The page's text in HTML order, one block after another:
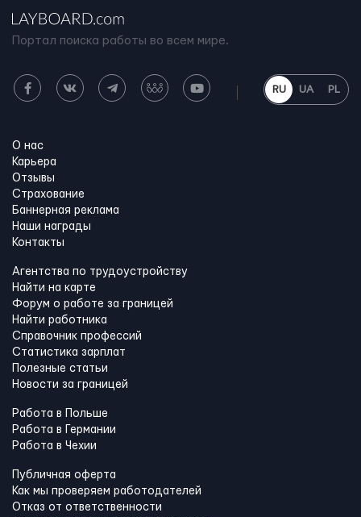
Портал поиска работы во всем мире.
RU UA PL
О нас
Карьера
Отзывы
Страхование
Баннерная реклама
Наши награды
Контакты
Агентства по трудоустройству
Найти на карте
Форум о работе за границей
Найти работника
Справочник профессий
Статистика зарплат
Полезные статьи
Новости за границей
Работа в Польше
Работа в Германии
Работа в Чехии
Публичная оферта
Как мы проверяем работодателей
Отказ от ответственности